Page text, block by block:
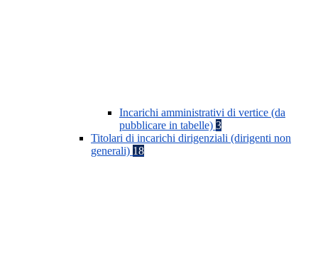
Incarichi amministrativi di vertice (da
pubblicare in tabelle) 3
Titolari di incarichi dirigenziali (dirigenti non
generali) 18